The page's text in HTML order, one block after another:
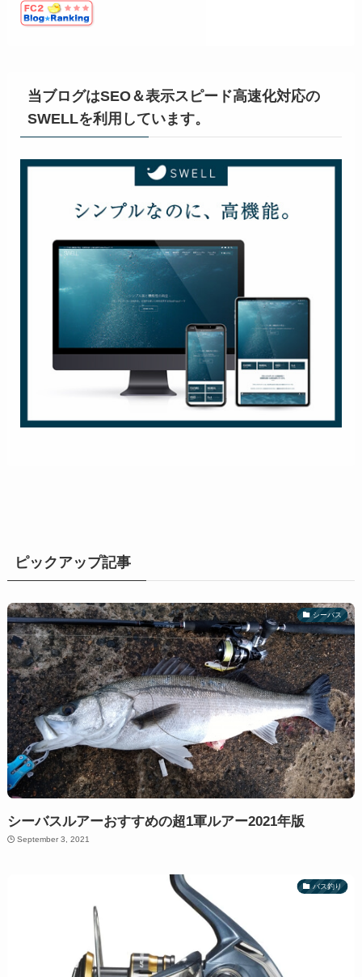
当ブログはSEO＆表示スピード高速化対応の
SWELLを利用しています。
ピックアップ記事
シーバス
シーバスルアーおすすめの超1軍ルアー2021年版
September 3, 2021
バス釣り